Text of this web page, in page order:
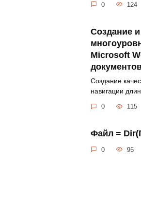
0 124
Создание
Microsoft
Создание
навигации
0 115
Файл =
0 95